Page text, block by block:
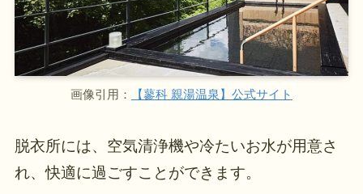
画像引用： 【蓼科 親湯温泉】公式サイト
脱衣所には、空気清浄機や冷たいお水が用意さ
れ、快適に過ごすことができます。